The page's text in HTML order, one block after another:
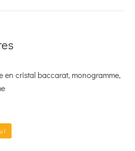
en cristal baccarat, monogramme,
!